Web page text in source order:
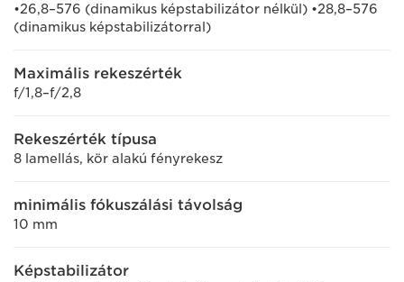
•26,8–576 (dinamikus képstabilizátor nélkül) •28,8–576
(dinamikus képstabilizátorral)
Maximális rekeszérték
f/1,8–f/2,8
Rekeszérték típusa
8 lamellás, kör alakú fényrekesz
minimális fókuszálási távolság
10 mm
Képstabilizátor